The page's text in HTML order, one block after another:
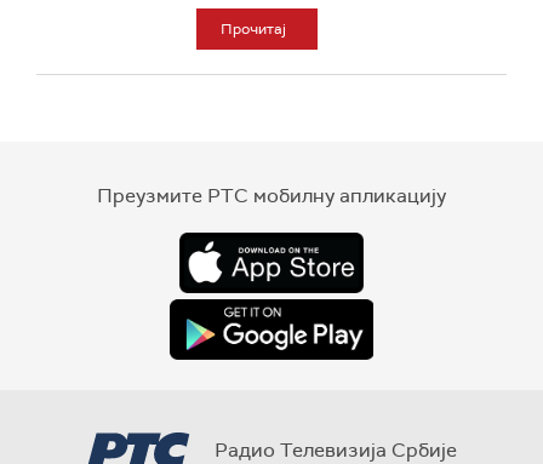
Прочитај
Преузмите РТС мобилну апликацију
Радио Телевизија Србије